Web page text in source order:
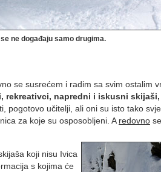
ne događaju samo drugima.
se susrećem i radim sa svim ostalim
rekreativci, napredni i iskusni
pogotovo učitelji, ali oni su isto tako
za koje su osposobljeni. A redovno
koji nisu Ivica
s kojima će